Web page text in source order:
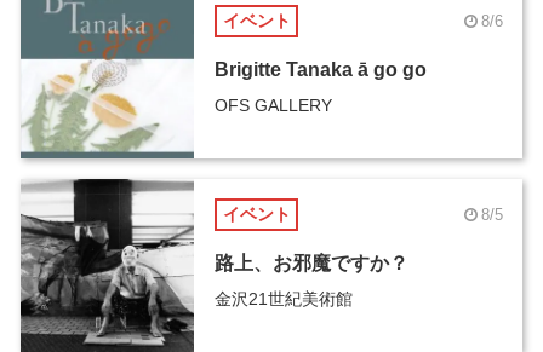
イベント 8/6
Brigitte Tanaka ā go go
OFS GALLERY
イベント 8/5
路上、お邪魔ですか？
金沢21世紀美術館